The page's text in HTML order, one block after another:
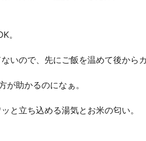
。
いので、先にご飯を温めて後から
が助かるのになぁ。
と立ち込める湯気とお米の匂い。